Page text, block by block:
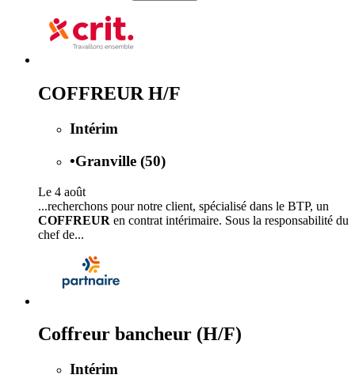
COFFREUR H/F
Intérim
•Granville (50)
Le 4 août
...recherchons pour notre client, spécialisé dans le BTP, un
COFFREUR en contrat intérimaire. Sous la responsabilité du
chef de...
Coffreur bancheur (H/F)
Intérim